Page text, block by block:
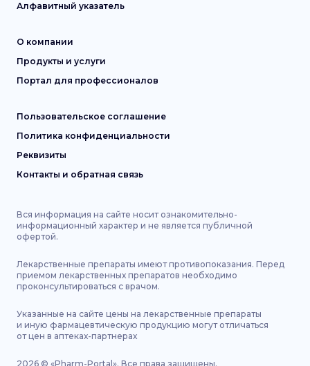
Алфавитный указатель
О компании
Продукты и услуги
Портал для профессионалов
Пользовательское соглашение
Политика конфиденциальности
Реквизиты
Контакты и обратная связь
Вся информация на сайте носит ознакомительно-
информационный характер и не является публичной
офертой.
Лекарственные препараты имеют противопоказания. Перед
приемом лекарственных препаратов необходимо
проконсультироваться с врачом.
Указанные на сайте цены на лекарственные препараты
и иную фармацевтическую продукцию могут отличаться
от цен в аптеках-партнерах
2026 © «Pharm-Portal». Все права защищены.